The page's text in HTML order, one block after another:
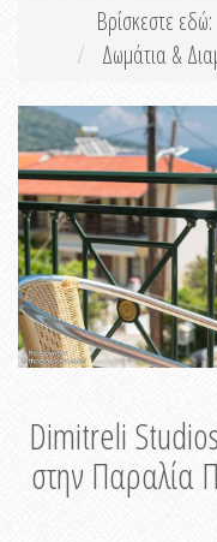
Βρίσκεστε εδώ:
Δωμάτια &
Dimitreli
στην Παραλία